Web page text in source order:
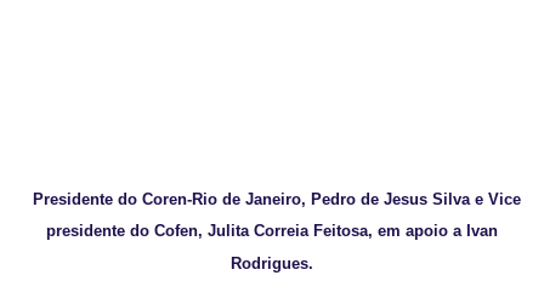
Presidente do Coren-Rio de Janeiro, Pedro de Jesus Silva e Vice
presidente do Cofen, Julita Correia Feitosa, em apoio a Ivan
Rodrigues.